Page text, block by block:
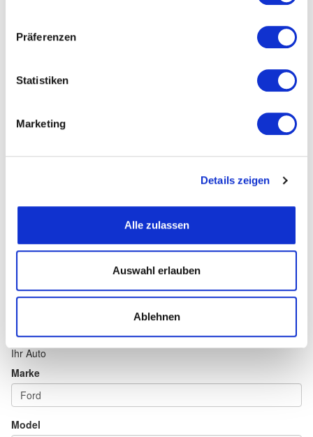
Präferenzen
Statistiken
Marketing
Details zeigen
Alle zulassen
Auswahl erlauben
Ablehnen
Straße und Nummer
Fax
Email
Ihr Auto
Marke
Model